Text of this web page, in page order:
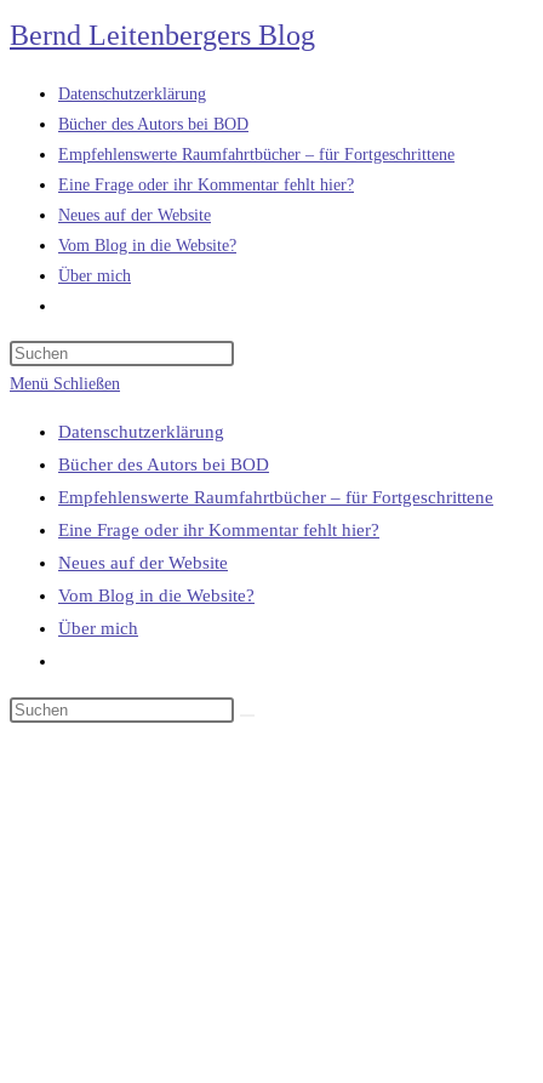
Zum
Inhalt
springen
Bernd Leitenbergers Blog
Datenschutzerklärung
Bücher des Autors bei BOD
Empfehlenswerte Raumfahrtbücher – für Fortgeschrittene
Eine Frage oder ihr Kommentar fehlt hier?
Neues auf der Website
Vom Blog in die Website?
Über mich
umschalten
Menü Schließen
Datenschutzerklärung
Bücher des Autors bei BOD
Empfehlenswerte Raumfahrtbücher – für Fortgeschrittene
Eine Frage oder ihr Kommentar fehlt hier?
Neues auf der Website
Vom Blog in die Website?
Über mich
umschalten